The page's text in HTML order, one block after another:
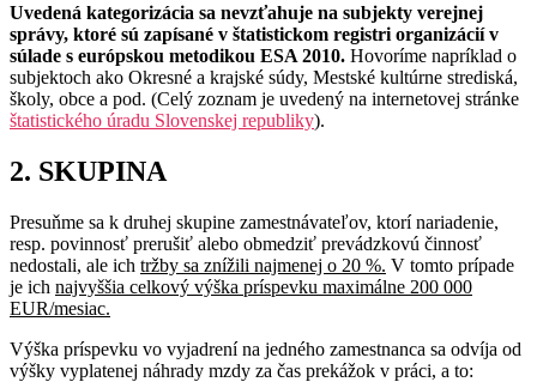
Uvedená kategorizácia sa nevzťahuje na subjekty verejnej
správy, ktoré sú zapísané v štatistickom registri organizácií v
súlade s európskou metodikou ESA 2010. Hovoríme napríklad o
subjektoch ako Okresné a krajské súdy, Mestské kultúrne strediská,
školy, obce a pod. (Celý zoznam je uvedený na internetovej stránke
štatistického úradu Slovenskej republiky).
2. SKUPINA
Presuňme sa k druhej skupine zamestnávateľov, ktorí nariadenie,
resp. povinnosť prerušiť alebo obmedziť prevádzkovú činnosť
nedostali, ale ich tržby sa znížili najmenej o 20 %. V tomto prípade
je ich najvyššia celkový výška príspevku maximálne 200 000
EUR/mesiac.
Výška príspevku vo vyjadrení na jedného zamestnanca sa odvíja od
výšky vyplatenej náhrady mzdy za čas prekážok v práci, a to: